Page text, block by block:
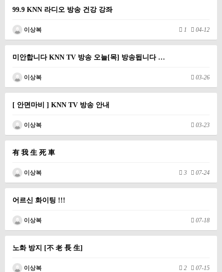
99.9 KNN 라디오 방송 건강 강좌
이상복 1 04-12
미안합니다 KNN TV 방송 오늘[목] 방송됩니다 …
이상복 03-26
[ 안면마비 ] KNN TV 방송 안내
이상복 03-23
有 我 生 死 車
이상복 3 07-24
어르신 화이팅 !!!
이상복 07-18
노화 방지 [不 老 長 生]
이상복 2 07-15